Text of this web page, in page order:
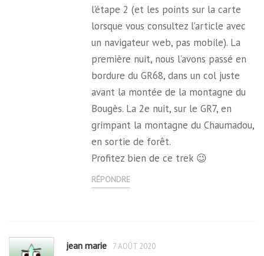
l’étape 2 (et les points sur la carte
lorsque vous consultez l’article avec
un navigateur web, pas mobile). La
première nuit, nous l’avons passé en
bordure du GR68, dans un col juste
avant la montée de la montagne du
Bougès. La 2e nuit, sur le GR7, en
grimpant la montagne du Chaumadou,
en sortie de forêt.
Profitez bien de ce trek 😉
RÉPONDRE
jean marie 7 AOÛT 2020